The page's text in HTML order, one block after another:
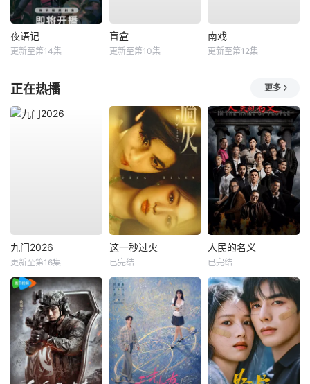
夜语记
更新至第14集
盲盒
更新至第10集
南戏
更新至第12集
正在热播 更多
九门2026
更新至第16集
这一秒过火
已完结
人民的名义
已完结